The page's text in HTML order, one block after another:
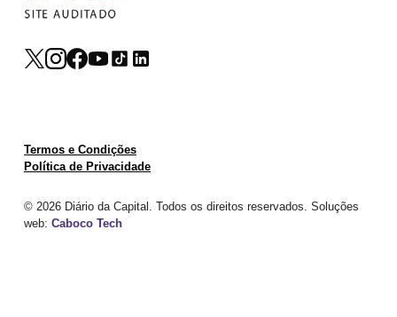
© 2026 Diário da Capital. Todos os direitos reservados. Soluções
web: Caboco Tech
Termos e Condições
Política de Privacidade